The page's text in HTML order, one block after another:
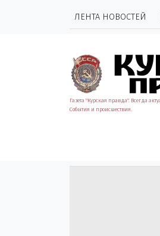
ЛЕНТА НОВОСТЕЙ
Газета "Курская правда". Всегда
События и происшествия.